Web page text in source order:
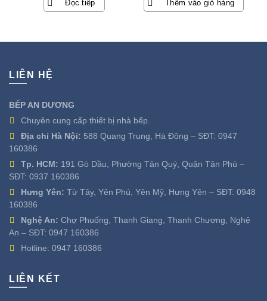
Đọc tiếp
là:
tại
Thêm vào giỏ hàng
LIÊN HỆ
BẾP AN DƯƠNG
Chuyên cung cấp thiết bị nhà bếp.
Địa chỉ Hà Nội: 588 Quang Trung, Hà Đông – SĐT: 0947
160386
Tp. HCM: 191 Gò Dầu, Phường Tân Quý, Quận Tân Phú –
SĐT: 0937 160386
Hưng Yên: Từ Tây, Yên Phú, Yên Mỹ, Hưng Yên – SĐT: 0948
160386
Nghệ An: Chợ Phuống, Thanh Giang, Thanh Chương, Nghệ
An – SĐT: 0947 160386
Hotline: 0947 160386
LIÊN KẾT